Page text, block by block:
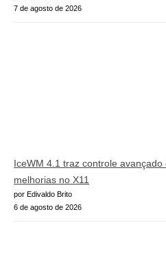
7 de agosto de 2026
IceWM 4.1 traz controle
melhorias no X11
por Edivaldo Brito
6 de agosto de 2026